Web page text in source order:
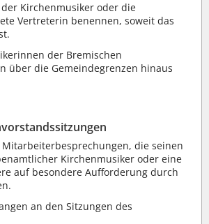
Kirchenmusiker oder die
Vertreterin benennen, soweit das
der Bremischen
über die Gemeindegrenzen hinaus
die seinen
Kirchenmusiker oder eine
auf besondere Aufforderung durch
an den Sitzungen des